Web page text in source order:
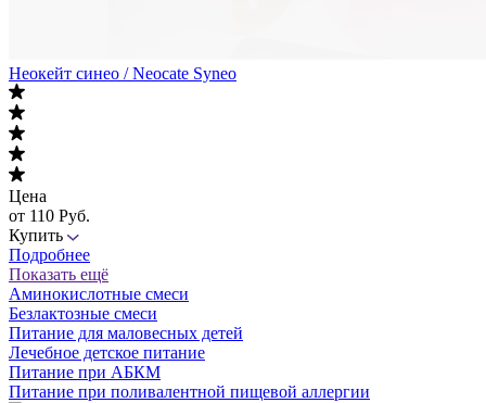
Неокейт синео / Neocate Syneo
Цена
от 110 Руб.
Купить
Подробнее
Показать ещё
Аминокислотные смеси
Безлактозные смеси
Питание для маловесных детей
Лечебное детское питание
Питание при АБКМ
Питание при поливалентной пищевой аллергии